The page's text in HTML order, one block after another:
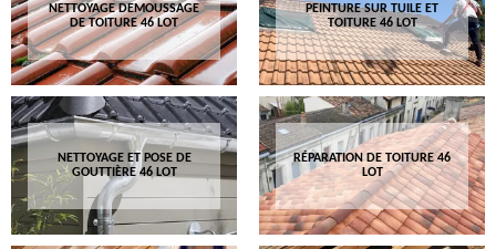
NETTOYAGE DEMOUSSAGE
DE TOITURE 46 LOT
PEINTURE SUR TUILE ET
TOITURE 46 LOT
NETTOYAGE ET POSE DE
GOUTTIÈRE 46 LOT
RÉPARATION DE TOITURE 46
LOT